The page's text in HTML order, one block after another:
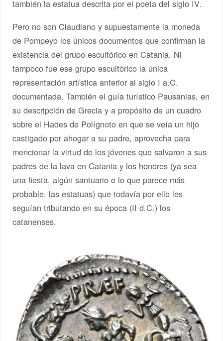
también la estatua descrita por el poeta del siglo IV.
Pero no son Claudiano y supuestamente la moneda
de Pompeyo los únicos documentos que confirman la
existencia del grupo escultórico en Catania. Ni
tampoco fue ese grupo escultórico la única
representación artística anterior al siglo I a.C.
documentada. También el guía turístico Pausanias, en
su descripción de Grecia y a propósito de un cuadro
sobre el Hades de Polígnoto en que se veía un hijo
castigado por ahogar a su padre, aprovecha para
mencionar la virtud de los jóvenes que salvaron a sus
padres de la lava en Catania y los honores (ya sea
una fiesta, algún santuario o lo que parece más
probable, las estatuas) que todavía por ello les
seguían tributando en su época (II d.C.) los
catanenses.